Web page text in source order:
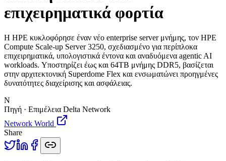
επιχειρηματικά φορτία
Η HPE κυκλοφόρησε έναν νέο enterprise server μνήμης, τον HPE
Compute Scale-up Server 3250, σχεδιασμένο για περίπλοκα
επιχειρηματικά, υπολογιστικά έντονα και αναδυόμενα agentic AI
workloads. Υποστηρίζει έως και 64TB μνήμης DDR5, βασίζεται
στην αρχιτεκτονική Superdome Flex και ενσωματώνει προηγμένες
δυνατότητες διαχείρισης και ασφάλειας.
N
Πηγή · Επιμέλεια Delta Network
Network World
Share